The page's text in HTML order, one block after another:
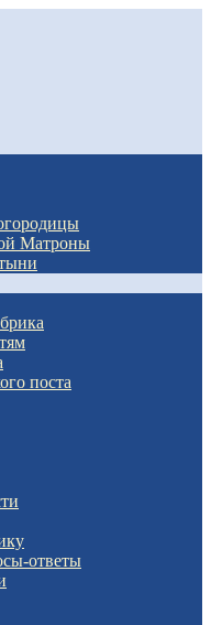
Матроны
поста
ответы